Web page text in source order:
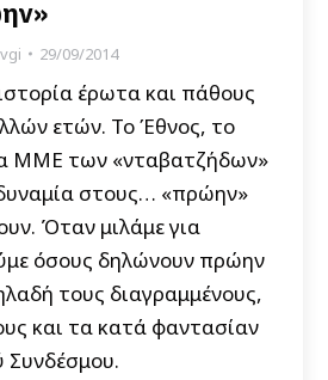
29/09/2014
έρωτα και πάθους
ετών. Το Έθνος, το
ΜΜΕ των «νταβατζήδων»
στους… «πρώην»
Όταν μιλάμε για
όσους δηλώνουν πρώην
τους διαγραμμένους,
και τα κατά φαντασίαν
Συνδέσμου.